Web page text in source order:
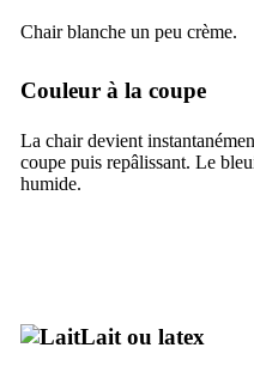
Chair blanche un peu crème.
Couleur à la coupe
La chair devient
coupe puis repâlissant. Le
humide.
Lait ou latex